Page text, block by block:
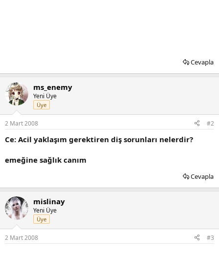
Cevapla
ms_enemy
Yeni Üye
Üye
2 Mart 2008 #2
Ce: Acil yaklaşım gerektiren diş sorunları nelerdir?
emeğine sağlık canım
Cevapla
mislinay
Yeni Üye
Üye
2 Mart 2008 #3